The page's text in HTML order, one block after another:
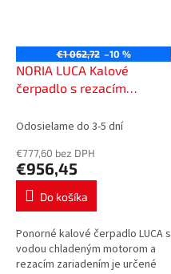
€1 062,72 –10 %
NORIA LUCA Kalové
čerpadlo s rezacím
25m, 600125
Odosielame do 3-5 dní
€777,60 bez DPH
€956,45
Do košíka
Ponorné kalové čerpadlo LUCA s
vodou chladeným motorom a
rezacím zariadením je určené